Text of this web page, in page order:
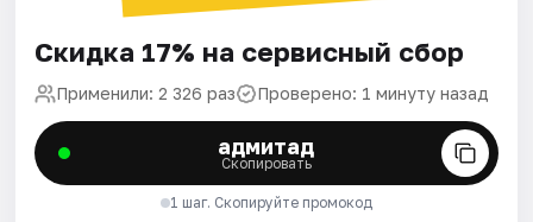
Скидка 17% на сервисный сбор
Применили: 2 326 раз Проверено: 1 минуту назад
адмитад
Скопировать
1 шаг. Скопируйте промокод